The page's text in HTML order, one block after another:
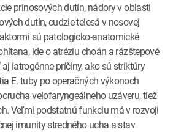
prinosových dutín, nádory v oblasti
dutín, cudzie telesá v nosovej
sú patologicko-anatomické
ide o atréziu choán a rázštepové
iatrogénne príčiny, ako sú striktúry
E. tuby po operačných výkonoch
velofaryngeálneho uzáveru, tiež
Veľmi podstatnú funkciu má v rozvoji
imunity stredného ucha a stav